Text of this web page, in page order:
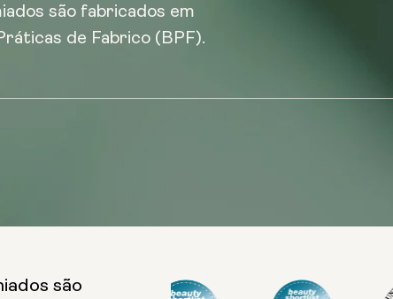
são fabricados em
de Fabrico (BPF).
são